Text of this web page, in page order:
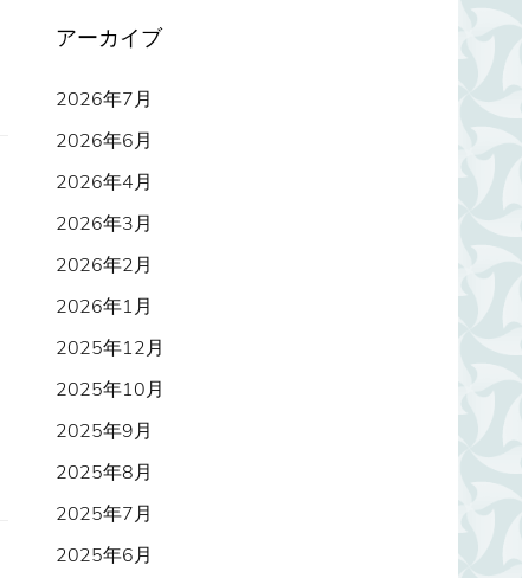
アーカイブ
2026年7月
2026年6月
2026年4月
2026年3月
2026年2月
2026年1月
2025年12月
2025年10月
2025年9月
2025年8月
2025年7月
2025年6月